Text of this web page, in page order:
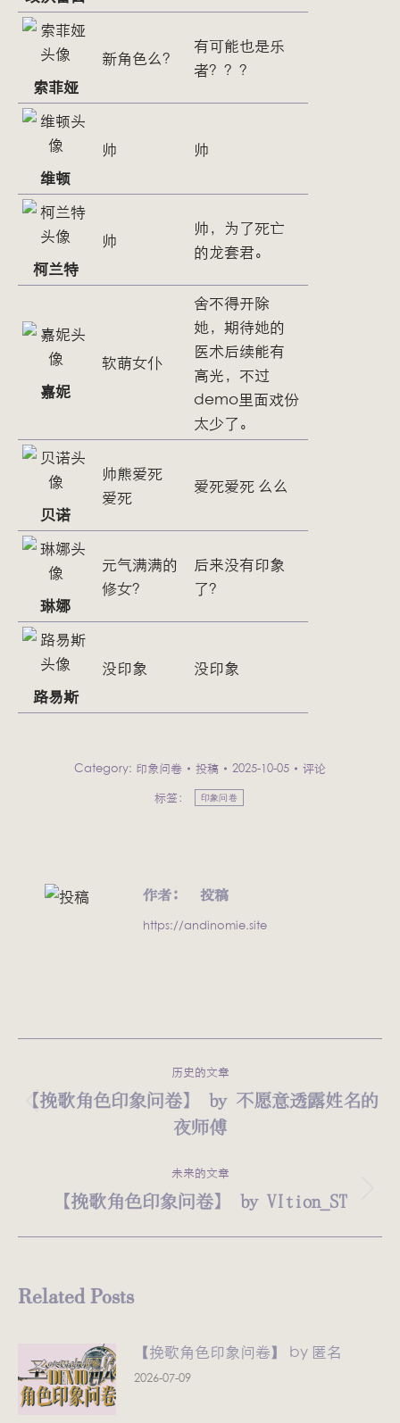
索菲娅
新角色么？
有可能也是乐
者？？？
维顿
帅 帅
柯兰特
帅
帅，为了死亡
的龙套君。
嘉妮
软萌女仆
舍不得开除
她，期待她的
医术后续能有
高光，不过
demo里面戏份
太少了。
贝诺
帅熊爱死
爱死
爱死爱死 么么
琳娜
元气满满的
修女？
后来没有印象
了？
路易斯
没印象 没印象
Category: 印象问卷 投稿 2025-10-05
评论
标签：
印象问卷
作者： 投稿
https://andinomie.site
章
历史的文章
历
史
文
章：
【挽歌角色印象问卷】 by 不愿意透露姓名的
夜师傅
未来的文章
未
【挽歌角色印象问卷】 by VItion_ST
Related Posts
【挽歌角色印象问卷】 by 匿名
2026-07-09